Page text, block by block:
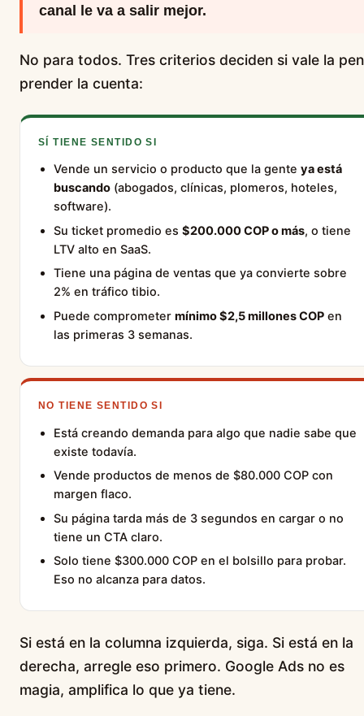
canal le va a salir mejor.
No para todos. Tres criterios deciden si vale la
prender la cuenta:
SÍ TIENE SENTIDO SI
Vende un servicio o producto que la genteya está
buscando (abogados, clínicas, plomeros, hoteles,
software).
Su ticket promedio es$200.000 COP o más, o tiene
LTV alto en SaaS.
Tiene una página de ventas que ya convierte sobre
2% en tráfico tibio.
Puede comprometermínimo $2,5 millones COP en
las primeras 3 semanas.
NO TIENE SENTIDO SI
Está creando demanda para algo que nadie sabe que
existe todavía.
Vende productos de menos de $80.000 COP con
margen flaco.
Su página tarda más de 3 segundos en cargar o no
tiene un CTA claro.
Solo tiene $300.000 COP en el bolsillo para probar.
Eso no alcanza para datos.
Si está en la columna izquierda, siga. Si está en la
derecha, arregle eso primero. Google Ads no es
magia, amplifica lo que ya tiene.